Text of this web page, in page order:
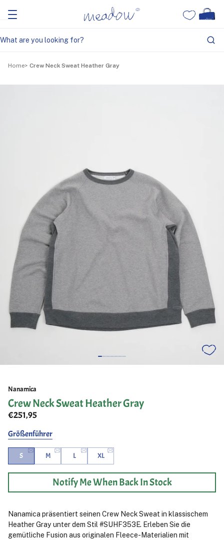
Home Crew Neck Sweat Heather Gray
Nanamica
Crew Neck Sweat Heather Gray
€251,95
Größenführer
S M L XL
Notify Me When Back In Stock
Nanamica präsentiert seinen Crew Neck Sweat in klassischem
Heather Gray unter dem Stil #SUHF353E. Erleben Sie die
gemütliche Fusion aus originalen Fleece-Materialien mit